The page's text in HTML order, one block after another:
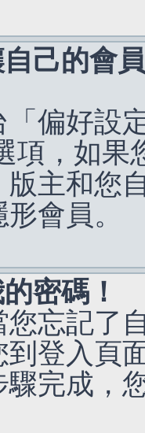
己的會
「偏好設
項，如果
版主和您
會員。
密碼！
忘記了
到登入頁
完成，